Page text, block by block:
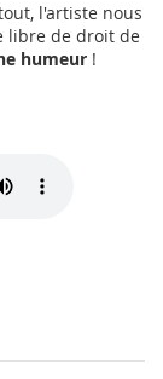
l'artiste nous
libre de droit de
humeur !